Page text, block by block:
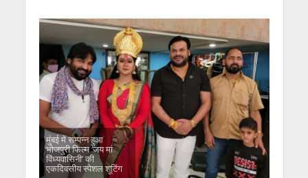
मुंबई में सम्पन्न हुआ
भोजपुरी फिल्‍म ‘जय मां
विंध्‍यवासिनी’ की
एकदिवसीय स्पेशल शूटिंग